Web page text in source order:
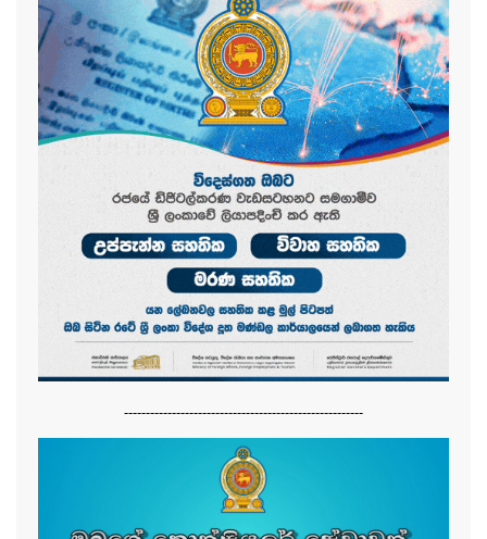
-------------------------------------------------------